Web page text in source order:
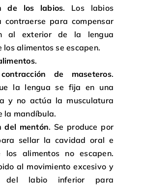
de los labios. Los labios
contraerse para compensar
al exterior de la lengua
los alimentos se escapen.
.
de maseteros.
la lengua se fija en una
y no actúa la musculatura
la mandíbula.
del mentón. Se produce por
sellar la cavidad oral e
los alimentos no escapen.
al movimiento excesivo y
del labio inferior para